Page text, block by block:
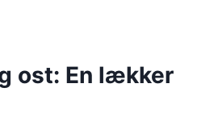
ost: En lækker